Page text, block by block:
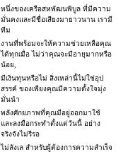
หนึ่งของเครือสหพัฒนพิบูล ที่มีความ
มั่นคงและมีชื่อเสียงมายาวนาน เรามี
ทีม
งานที่พร้อมจะให้ความช่วยเหลือคุณ
ได้ทุกเมื่อ ไม่ว่าคุณจะมีอายุมากหรือ
น้อย,
มีเงินทุนหรือไม่ สิ่งเหล่านี้ไม่ใช่อุป
สรรค์ ของเพียงคุณมีความตั้งใจมุ่ง
มั่นนำ
พลังศักยภาพที่คุณมีอยู่ออกมาใช้
และลงมือกระทำตั้งแต่วันนี้ อย่าง
จริงจังไม่รีรอ
ไม่ลังเล สำหรับผู้ต้องการความสำเร็จ